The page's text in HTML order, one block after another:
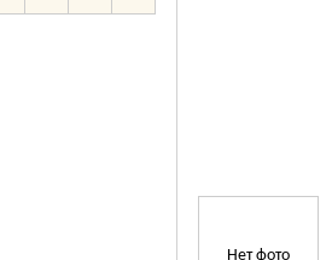
Нет фото